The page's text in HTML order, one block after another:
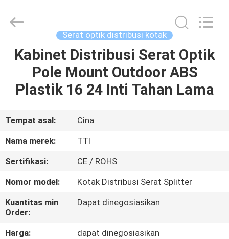
RUMAH
PRODUK
TENTANG
KAMI
TUR
PABRIK
KONTROL
Tech.
Rights
Reserved.
Serat optik distribusi kotak
Kabinet Distribusi Serat Optik
Pole Mount Outdoor ABS
Plastik 16 24 Inti Tahan Lama
Tempat asal:
Cina
Nama merek:
TTI
Sertifikasi:
CE / ROHS
Nomor model:
Kotak Distribusi Serat Splitter
Kuantitas min
Order:
Dapat dinegosiasikan
Harga:
dapat dinegosiasikan